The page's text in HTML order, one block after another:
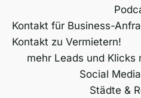
Kontakt für Business-
Kontakt zu Vermietern!
mehr Leads und
Social
Städte &